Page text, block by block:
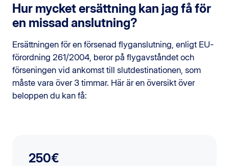
Hur mycket ersättning kan jag få för
en missad anslutning?
Ersättningen för en försenad flyganslutning, enligt EU-
förordning 261/2004, beror på flygavståndet och
förseningen vid ankomst till slutdestinationen, som
måste vara över 3 timmar. Här är en översikt över
beloppen du kan få:
250€